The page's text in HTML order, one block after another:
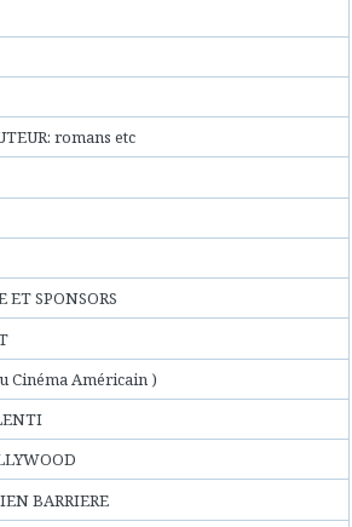
romans etc
ET SPONSORS
Cinéma Américain )
BARRIERE